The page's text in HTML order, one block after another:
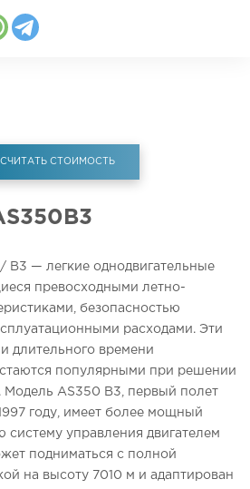
вертолета
СТОИМОСТЬ
В3 — легкие однодвигательные
превосходными летно-
безопасностью
расходами. Эти
длительного времени
популярными при решении
Модель AS350 В3, первый полет
году, имеет более мощный
систему управления двигателем
подниматься с полной
на высоту 7010 м и адаптирован